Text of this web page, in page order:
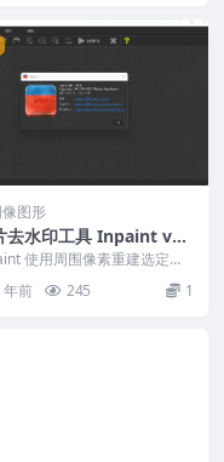
像图形
去水印工具 Inpaint v1
文件中文版
使用周围像素重建选定区
供体区域允许您控制使用哪些
填充选...
年前 245 1